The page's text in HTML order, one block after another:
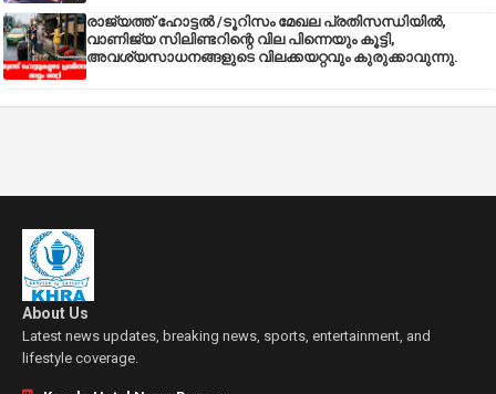
രാജ്യത്ത് ഹോട്ടൽ /ടൂറിസം മേഖല പ്രതിസന്ധിയിൽ,
വാണിജ്യ സിലിണ്ടറിന്റെ വില പിന്നെയും കൂട്ടി,
അവശ്യസാധനങ്ങളുടെ വിലക്കയറ്റവും കുരുക്കാവുന്നു.
About Us
Latest news updates, breaking news, sports, entertainment, and
lifestyle coverage.